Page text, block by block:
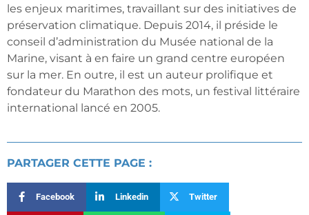
les enjeux maritimes, travaillant sur des initiatives de
préservation climatique. Depuis 2014, il préside le
conseil d’administration du Musée national de la
Marine, visant à en faire un grand centre européen
sur la mer. En outre, il est un auteur prolifique et
fondateur du Marathon des mots, un festival littéraire
international lancé en 2005.
PARTAGER CETTE PAGE :
Facebook Linkedin Twitter